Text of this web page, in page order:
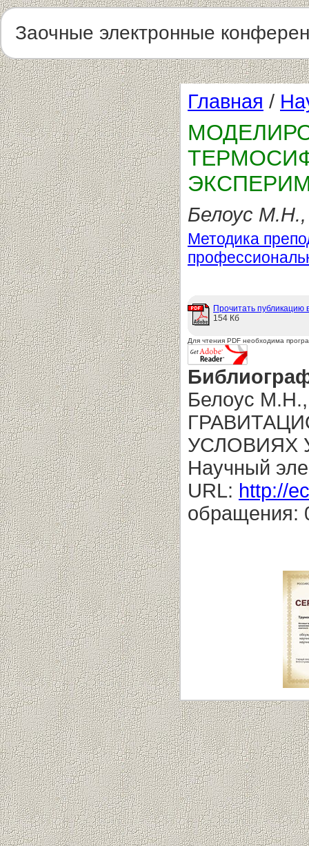
Заочные электронные
Главная /
Белоус
Методика
Прочитать публикацию
154 Кб
Для чтения PDF необходима
Белоус
УСЛОВИЯХ
Научный
URL: http://
обращения: